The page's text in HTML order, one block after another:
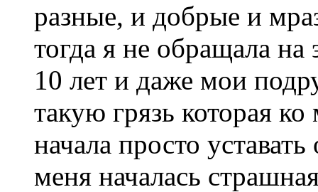
разные, и добрые и
тогда я не обращала
10 лет и даже мои
такую грязь которая
начала просто
меня началась